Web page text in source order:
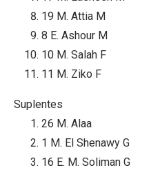
19 M. Attia M
8 E. Ashour M
10 M. Salah F
11 M. Ziko F
Suplentes
26 M. Alaa
1 M. El Shenawy G
16 E. M. Soliman G